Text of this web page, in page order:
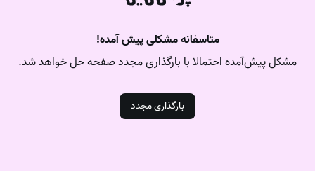
متاسفانه مشکلی پیش آمده!
مشکل‌ پیش‌آمده احتمالا با بارگذاری مجدد صفحه حل خواهد شد.
بارگذاری مجدد